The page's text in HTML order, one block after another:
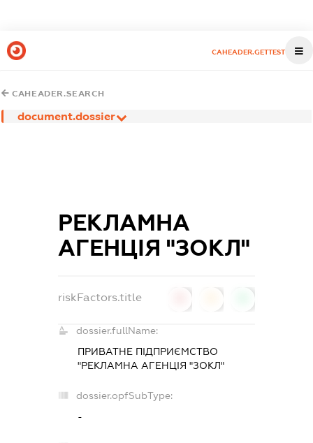
CAHEADER.GETTEST
CAHEADER.SEARCH
document.dossier
РЕКЛАМНА
АГЕНЦІЯ "ЗОКЛ"
riskFactors.title
dossier.fullName:
ПРИВАТНЕ ПІДПРИЄМСТВО
"РЕКЛАМНА АГЕНЦІЯ "ЗОКЛ"
dossier.opfSubType:
-